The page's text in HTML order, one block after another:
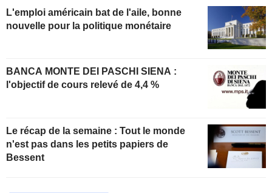
L'emploi américain bat de l'aile, bonne
nouvelle pour la politique monétaire
BANCA MONTE DEI PASCHI SIENA :
l'objectif de cours relevé de 4,4 %
Le récap de la semaine : Tout le monde
n'est pas dans les petits papiers de
Bessent